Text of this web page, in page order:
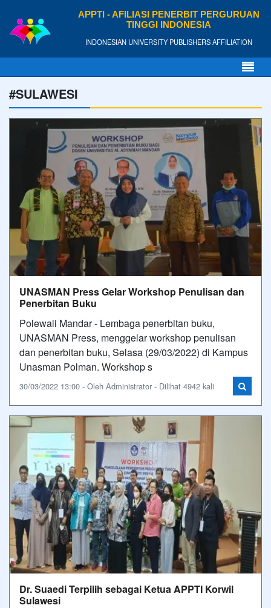
APPTI - AFILIASI PENERBIT PERGURUAN
TINGGI INDONESIA
INDONESIAN UNIVERSITY PUBLISHERS AFFILIATION
#SULAWESI
UNASMAN Press Gelar Workshop Penulisan dan
Penerbitan Buku
Polewali Mandar - Lembaga penerbitan buku,
UNASMAN Press, menggelar workshop penulisan
dan penerbitan buku, Selasa (29/03/2022) di Kampus
Unasman Polman. Workshop s
30/03/2022 13:00 - Oleh Administrator - Dilihat 4942 kali
Dr. Suaedi Terpilih sebagai Ketua APPTI Korwil
Sulawesi